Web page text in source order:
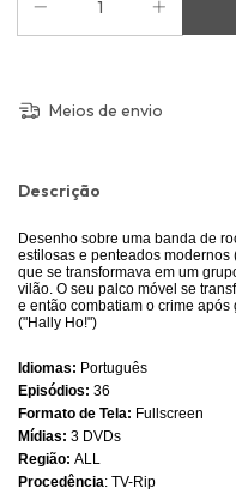
Meios de envio
Descrição
Desenho sobre uma banda de
estilosas e penteados
que se transformava em um
vilão. O seu palco móvel se
e então combatiam o crime
("Hally Ho!")
Idiomas: Português
Episódios: 36
Formato de Tela: Fullscreen
Mídias: 3 DVDs
Região: ALL
Procedência: TV-Rip